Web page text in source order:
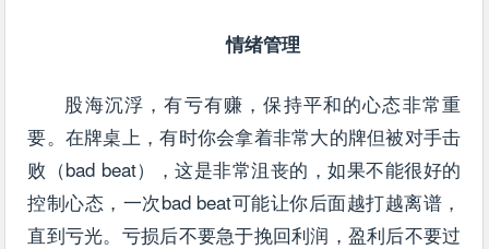
情绪管理
股海沉浮，有亏有赚，保持平和的心态非常重
要。在牌桌上，有时你会拿着非常大的牌但被对手击
败（bad beat），这是非常沮丧的，如果不能很好的
控制心态，一次bad beat可能让你后面越打越离谱，
直到亏光。亏损后不要急于挽回利润，盈利后不要过